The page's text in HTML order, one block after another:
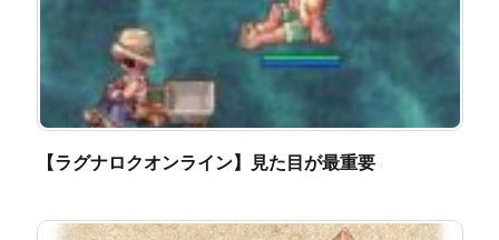
【ラグナロクオンライン】見た目が最重要